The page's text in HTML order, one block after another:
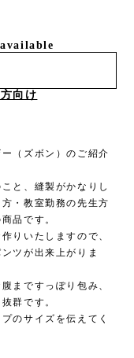
向け
（ズボン）のご紹介
と、縫製がかなりし
・教室勤務の先生方
品です。
りいたしますので、
ツが出来上がりま
まですっぽり包み、
群です。
のサイズを伝えてく